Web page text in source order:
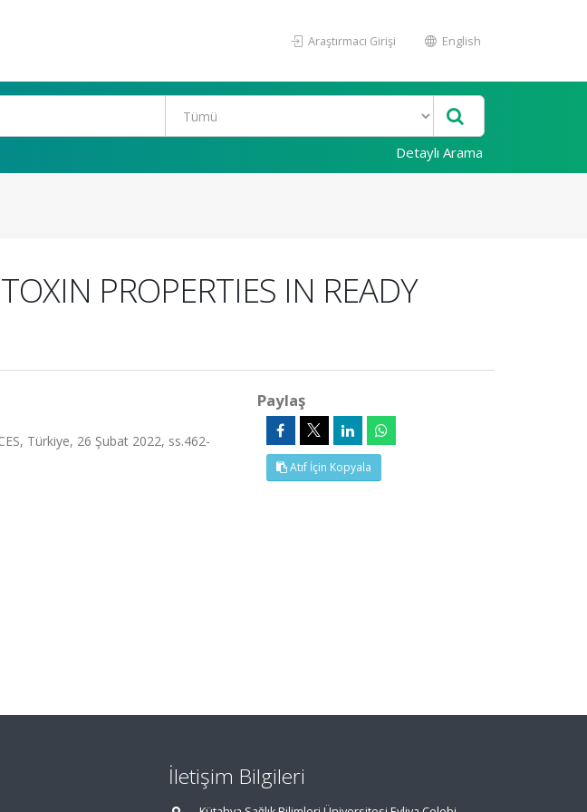
Araştırmacı Girişi English
Detaylı Arama
PROPERTIES IN READY
Türkiye, 26 Şubat 2022, ss.462-
Paylaş
Atıf İçin Kopyala
İletişim Bilgileri